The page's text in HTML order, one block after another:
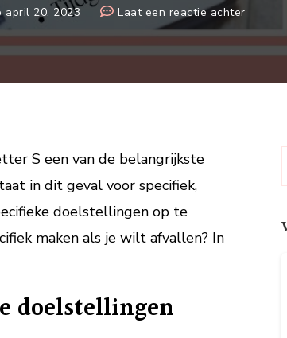
april 20, 2023 Laat een reactie achterop
Een
SMART
S een van de belangrijkste
in dit geval voor specifiek,
doelstellingen op te
maken als je wilt afvallen? In
doelstellingen